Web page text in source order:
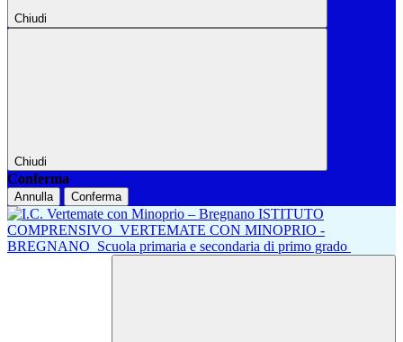
Chiudi
Chiudi
Conferma
Annulla Conferma
ISTITUTO
COMPRENSIVO VERTEMATE CON MINOPRIO -
BREGNANO Scuola primaria e secondaria di primo grado